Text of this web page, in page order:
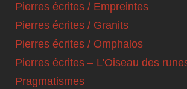
Pierres écrites / Empreintes
Pierres écrites / Granits
Pierres écrites / Omphalos
Pierres écrites – L'Oiseau des
Pragmatismes